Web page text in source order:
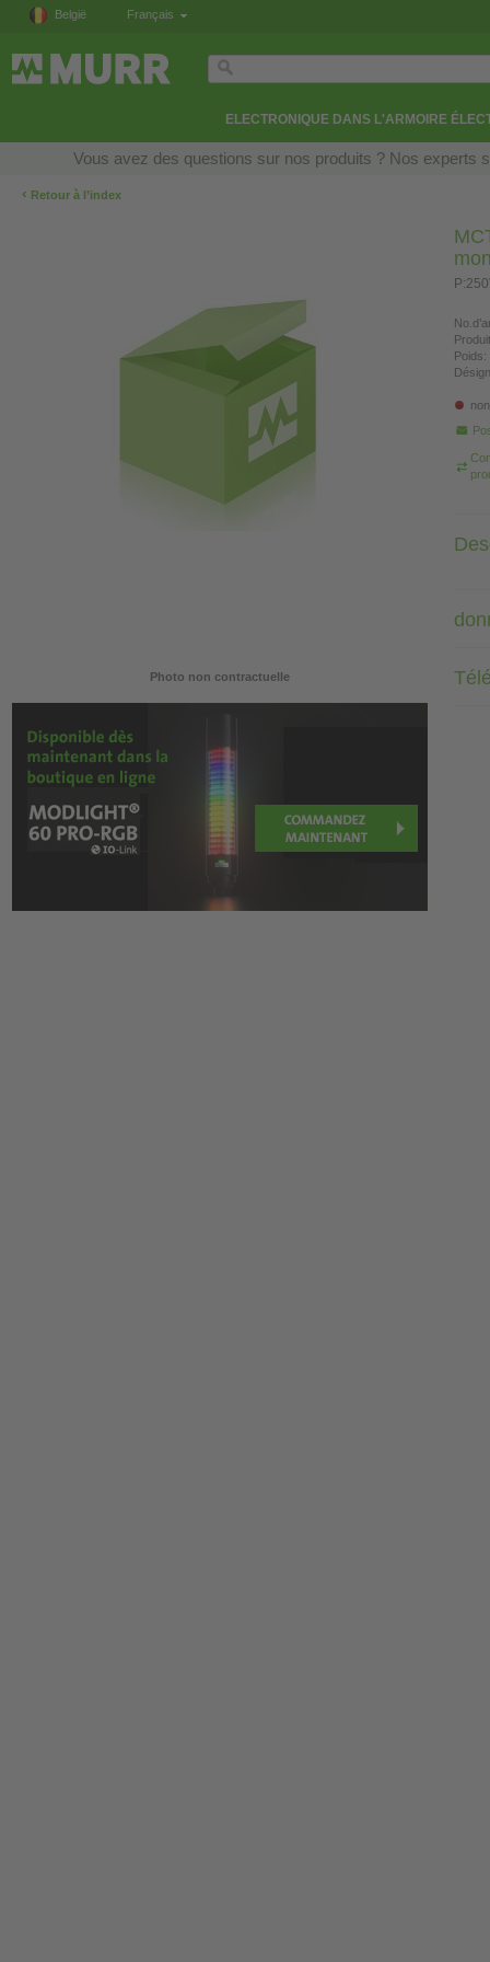
België Français
ELECTRONIQUE DANS L'ARMOIRE
Vous avez des questions sur nos produits ? Nos experts
‹ Retour à l’index
Photo non contractuelle
Poids: